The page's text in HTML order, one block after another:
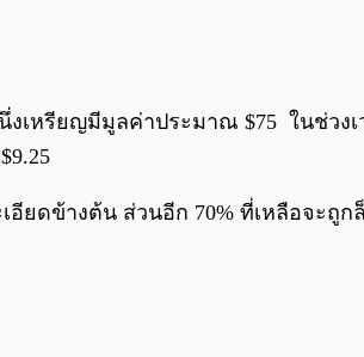
หรียญมีมูลค่าประมาณ $75 ในช่วงเ
ยดข้างต้น ส่วนอีก 70% ที่เหลือจะ